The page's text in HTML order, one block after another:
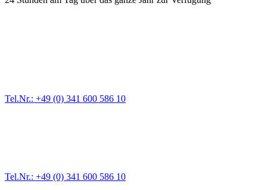
Tel.Nr.: +49 (0) 341 600 586 10
Tel.Nr.: +49 (0) 341 600 586 10